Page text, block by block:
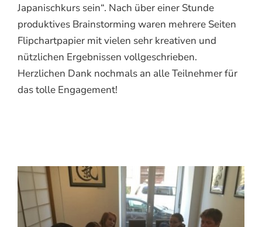
Japanischkurs sein“. Nach über einer Stunde
produktives Brainstorming waren mehrere Seiten
Flipchartpapier mit vielen sehr kreativen und
nützlichen Ergebnissen vollgeschrieben.
Herzlichen Dank nochmals an alle Teilnehmer für
das tolle Engagement!